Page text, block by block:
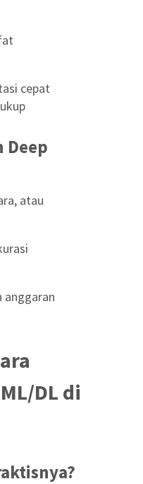
cepat
Deep
atau
DL di